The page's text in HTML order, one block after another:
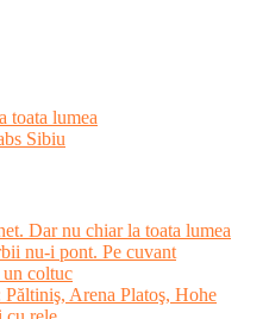
toata lumea
Sibiu
Dar nu chiar la toata lumea
nu-i pont. Pe cuvant
coltuc
Arena Platoş, Hohe